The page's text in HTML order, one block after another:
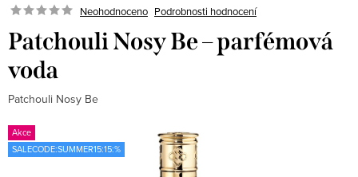
Neohodnoceno Podrobnosti hodnocení
Patchouli Nosy Be – parfémová
voda
Patchouli Nosy Be
Akce
SALECODE:SUMMER15:15:%